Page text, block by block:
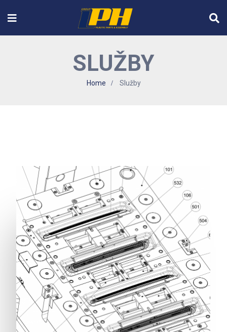
SLUŽBY
Home Služby